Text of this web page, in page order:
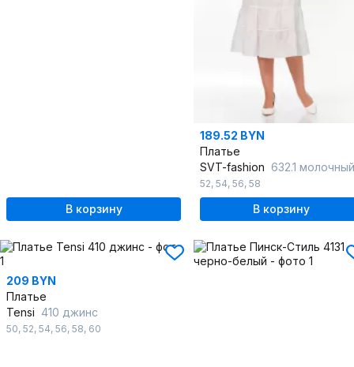
В корзину
189.52 BYN
Платье
SVT-fashion 632.1 молочный
52, 54, 56, 58
В корзину
209 BYN
Платье
Tensi 410 джинс
50, 52, 54, 56, 58, 60